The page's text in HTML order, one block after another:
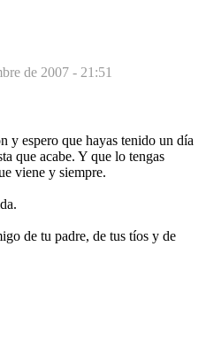
de 2007 - 21:51
y espero que hayas tenido un día
que acabe. Y que lo tengas
viene y siempre.
de tu padre, de tus tíos y de